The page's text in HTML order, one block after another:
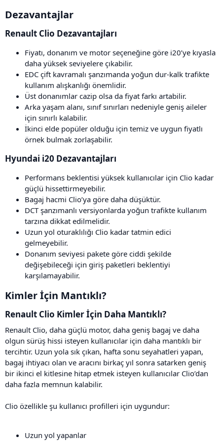
Dezavantajlar​
Renault Clio Dezavantajları​
Fiyatı, donanım ve motor seçeneğine göre i20’ye kıyasla
daha yüksek seviyelere çıkabilir.
EDC çift kavramalı şanzımanda yoğun dur-kalk trafikte
kullanım alışkanlığı önemlidir.
Üst donanımlar cazip olsa da fiyat farkı artabilir.
Arka yaşam alanı, sınıf sınırları nedeniyle geniş aileler
için sınırlı kalabilir.
İkinci elde popüler olduğu için temiz ve uygun fiyatlı
örnek bulmak zorlaşabilir.
Hyundai i20 Dezavantajları​
Performans beklentisi yüksek kullanıcılar için Clio kadar
güçlü hissettirmeyebilir.
Bagaj hacmi Clio’ya göre daha düşüktür.
DCT şanzımanlı versiyonlarda yoğun trafikte kullanım
tarzına dikkat edilmelidir.
Uzun yol oturaklılığı Clio kadar tatmin edici
gelmeyebilir.
Donanım seviyesi pakete göre ciddi şekilde
değişebileceği için giriş paketleri beklentiyi
karşılamayabilir.
Kimler İçin Mantıklı?​
Renault Clio Kimler İçin Daha Mantıklı?​
Renault Clio, daha güçlü motor, daha geniş bagaj ve daha
olgun sürüş hissi isteyen kullanıcılar için daha mantıklı bir
tercihtir. Uzun yola sık çıkan, hafta sonu seyahatleri yapan,
bagaj ihtiyacı olan ve aracını birkaç yıl sonra satarken geniş
bir ikinci el kitlesine hitap etmek isteyen kullanıcılar Clio’dan
daha fazla memnun kalabilir.
Clio özellikle şu kullanıcı profilleri için uygundur:
Uzun yol yapanlar